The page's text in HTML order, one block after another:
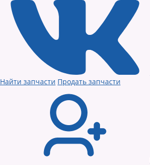
Найти запчасти Продать запчасти